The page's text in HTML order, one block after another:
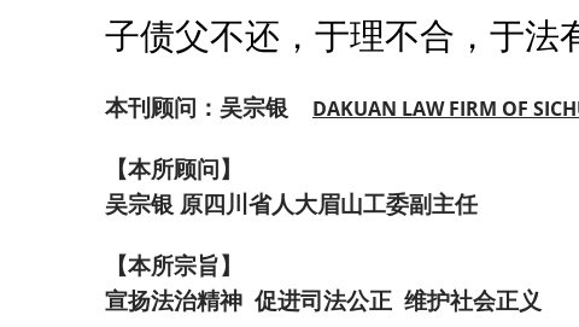
子债父不还，于理不合，于法
本刊顾问：吴宗银 DAKUAN LAW FIRM OF
【本所顾问】
吴宗银 原四川省人大眉山工委副主任
【本所宗旨】
宣扬法治精神 促进司法公正 维护社会正义